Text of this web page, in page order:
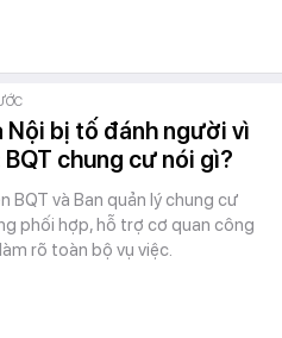
Nội bị tố đánh người vì
chung cư nói gì?
BQT và Ban quản lý chung cư
phối hợp, hỗ trợ cơ quan công
rõ toàn bộ vụ việc.